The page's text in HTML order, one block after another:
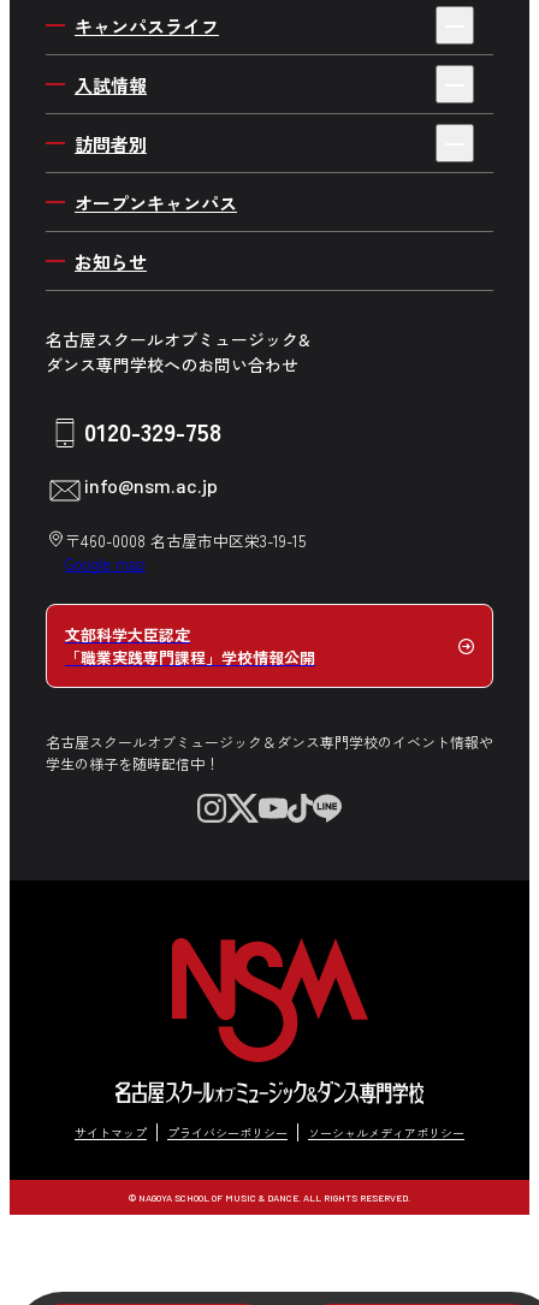
施設・設備紹介
アクセス
採用情報
デビューストーリー・就職実績
企業プロジェクト
Wメジャーカリキュラム
社会貢献プロジェクト
講師紹介
ミュージシャンワールド
音楽制作ワールド
ダンスワールド
俳優・ 声優ワールド
音楽企画ワールド
キャンパスライフ
キャンパスイベント
在校生インタビュー
在校生のリアルを大調査
在校生の日常
キャンパス周辺マップ
入試情報
AO入学について
一般入学について
推薦入学について
社会人入学について
募集学科・専攻一覧
訪問者別
高校生の方へ
留学生の方へ
保護者の方へ
高校の先生方へ
企業の方へ
中学生の方へ
オープンキャンパス
お知らせ
名古屋スクールオブミュージック&
ダンス専門学校へのお問い合わせ
0120-329-758
info@nsm.ac.jp
〒460-0008 名古屋市中区栄3-19-15
Google map
文部科学大臣認定
「職業実践専門課程」学校情報公開
名古屋スクールオブミュージック＆ダンス専門学校のイベント情報や
学生の様子を随時配信中！
サイトマップ プライバシーポリシー ソーシャルメディアポリシー
© NAGOYA SCHOOL OF MUSIC & DANCE. ALL RIGHTS RESERVED.